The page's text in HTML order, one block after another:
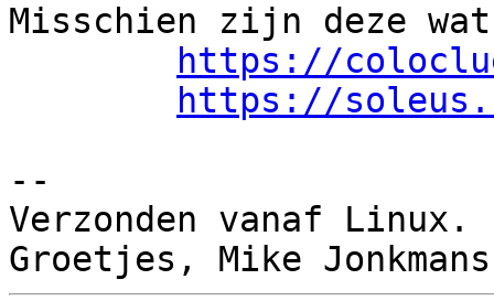
Misschien zijn deze
https://
https://
--
Verzonden vanaf Linux.